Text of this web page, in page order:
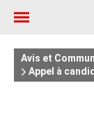
Avis et
Appel à